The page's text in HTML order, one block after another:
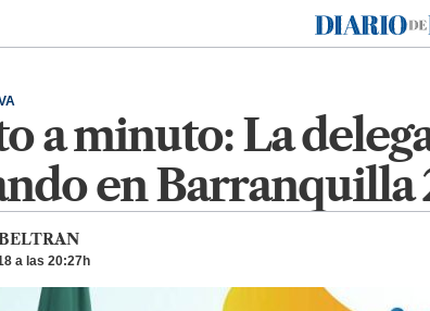
Diario de México
a minuto: La
en Barranquilla
a las 20:27h